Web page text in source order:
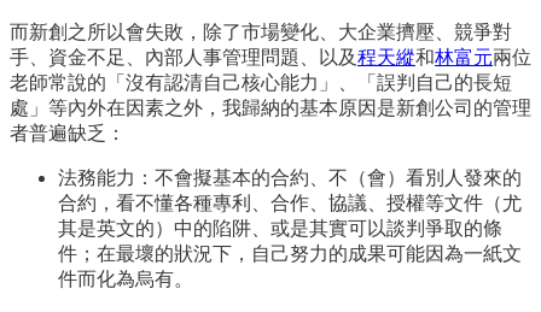
而新創之所以會失敗，除了市場變化、大企業擠壓、競爭對
手、資金不足、內部人事管理問題、以及程天縱和林富元兩位
老師常說的「沒有認清自己核心能力」、「誤判自己的長短
處」等內外在因素之外，我歸納的基本原因是新創公司的管理
者普遍缺乏：
法務能力：不會擬基本的合約、不（會）看別人發來的
合約，看不懂各種專利、合作、協議、授權等文件（尤
其是英文的）中的陷阱、或是其實可以談判爭取的條
件；在最壞的狀況下，自己努力的成果可能因為一紙文
件而化為烏有。